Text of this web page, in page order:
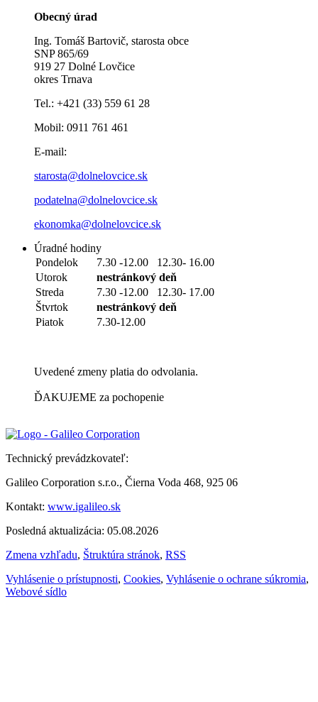
Obecný úrad
Ing. Tomáš Bartovič, starosta obce
SNP 865/69
919 27 Dolné Lovčice
okres Trnava
Tel.: +421 (33) 559 61 28
Mobil: 0911 761 461
E-mail:
starosta@dolnelovcice.sk
podatelna@dolnelovcice.sk
ekonomka@dolnelovcice.sk
Úradné hodiny
Pondelok
7.30 -12.00 12.30- 16.00
Utorok
nestránkový deň
Streda
7.30 -12.00 12.30- 17.00
Štvrtok
nestránkový deň
Piatok
7.30-12.00
Uvedené zmeny platia do odvolania.
ĎAKUJEME za pochopenie
Technický prevádzkovateľ:
Galileo Corporation s.r.o., Čierna Voda 468, 925 06
Kontakt: www.igalileo.sk
Posledná aktualizácia: 05.08.2026
Zmena vzhľadu, Štruktúra stránok, RSS
Vyhlásenie o prístupnosti, Cookies, Vyhlásenie o ochrane súkromia,
Webové sídlo